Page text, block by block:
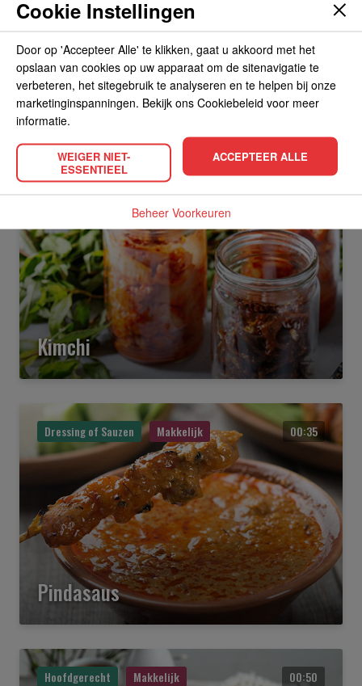
VERGELIJKBARE RECEPTEN
Snack Gevorderd
Kimchi
Dressing of Sauzen Makkelijk 00:35
Pindasaus
Hoofdgerecht Makkelijk 00:50
Cookie Instellingen
Door op 'Accepteer Alle' te klikken, gaat u akkoord met het
opslaan van cookies op uw apparaat om de sitenavigatie te
verbeteren, het sitegebruik te analyseren en te helpen bij onze
marketinginspanningen. Bekijk ons Cookiebeleid voor meer
informatie.
WEIGER NIET-
ESSENTIEEL
ACCEPTEER ALLE
Beheer Voorkeuren